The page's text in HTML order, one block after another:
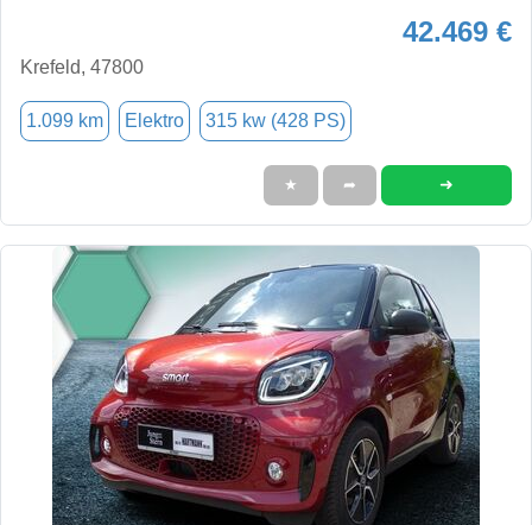
42.469 €
Krefeld, 47800
1.099 km Elektro 315 kw (428 PS)
★ ➦ ➜